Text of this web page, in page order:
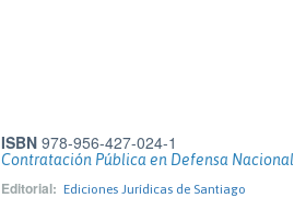
ISBN 978-956-427-024-1
Contratación Pública en Defensa Nacional
Editorial: Ediciones Jurídicas de Santiago